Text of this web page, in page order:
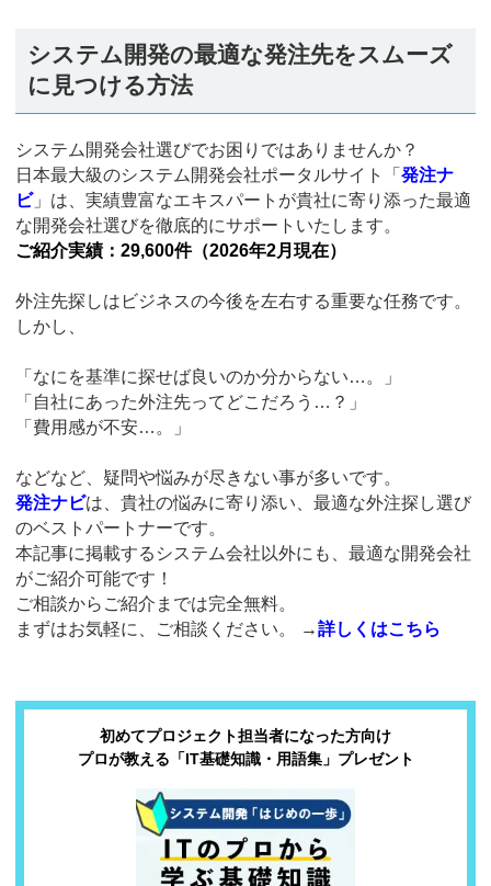
システム開発の最適な発注先をスムーズ
に見つける方法
システム開発会社選びでお困りではありませんか？
日本最大級のシステム開発会社ポータルサイト「 発注ナ
ビ」は、実績豊富なエキスパートが貴社に寄り添った最適
な開発会社選びを徹底的にサポートいたします。
ご紹介実績：29,600件（2026年2月現在）
外注先探しはビジネスの今後を左右する重要な任務です。
しかし、
「なにを基準に探せば良いのか分からない…。」
「自社にあった外注先ってどこだろう…？」
「費用感が不安…。」
などなど、疑問や悩みが尽きない事が多いです。
発注ナビは、貴社の悩みに寄り添い、最適な外注探し選び
のベストパートナーです。
本記事に掲載するシステム会社以外にも、最適な開発会社
がご紹介可能です！
ご相談からご紹介までは完全無料。
まずはお気軽に、ご相談ください。
→詳しくはこちら
初めてプロジェクト担当者になった方向け
プロが教える「IT基礎知識・用語集」プレゼント